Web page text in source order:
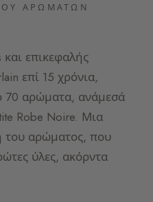
ΑΡΩΜΆΤΩΝ
και επικεφαλής
επί 15 χρόνια,
70 αρώματα, ανάμεσά
Robe Noire. Μια
του αρώματος, που
ύλες, ακόρντα